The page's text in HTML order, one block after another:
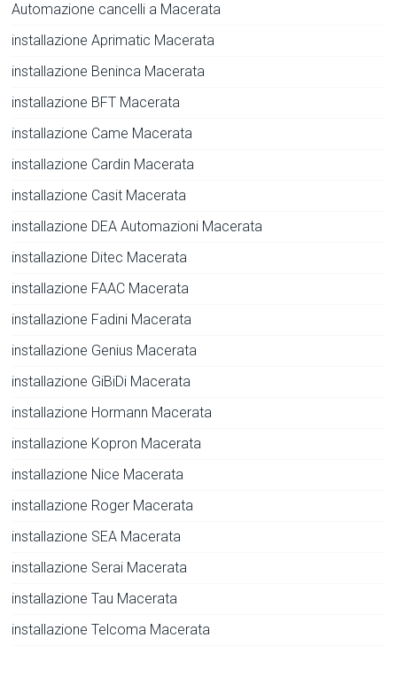
Automazione cancelli a Macerata
installazione Aprimatic Macerata
installazione Beninca Macerata
installazione BFT Macerata
installazione Came Macerata
installazione Cardin Macerata
installazione Casit Macerata
installazione DEA Automazioni Macerata
installazione Ditec Macerata
installazione FAAC Macerata
installazione Fadini Macerata
installazione Genius Macerata
installazione GiBiDi Macerata
installazione Hormann Macerata
installazione Kopron Macerata
installazione Nice Macerata
installazione Roger Macerata
installazione SEA Macerata
installazione Serai Macerata
installazione Tau Macerata
installazione Telcoma Macerata